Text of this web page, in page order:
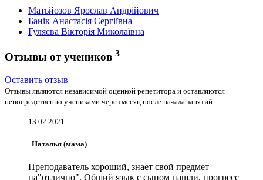
Матьйозов Ярослав Андрійович
Банік Анастасія Сергіївна
Гуляєва Вікторія Миколаївна
Отзывы от учеников 3
Оставить отзыв
Отзывы являются независимой оценкой репетитора и оставляются
непосредственно учениками через месяц после начала занятий.
13.02.2021
Наталья (мама)
Преподаватель хороший, знает свой предмет
на"отлично". Общий язык с сыном нашли, прогресс